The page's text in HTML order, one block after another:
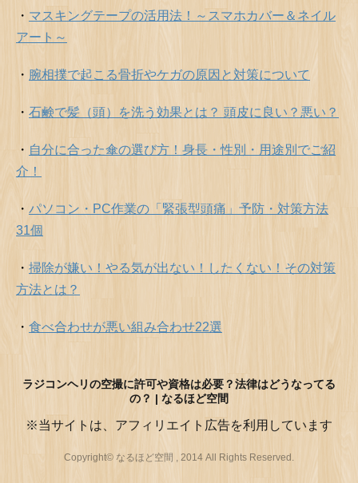
・ マスキングテープの活用法！～スマホカバー＆ネイル
アート～
・ 腕相撲で起こる骨折やケガの原因と対策について
・ 石鹸で髪（頭）を洗う効果とは？ 頭皮に良い？悪い？
・ 自分に合った傘の選び方！身長・性別・用途別でご紹
介！
・ パソコン・PC作業の「緊張型頭痛」予防・対策方法
31個
・ 掃除が嫌い！やる気が出ない！したくない！その対策
方法とは？
・ 食べ合わせが悪い組み合わせ22選
ラジコンヘリの空撮に許可や資格は必要？法律はどうなってる
の？ | なるほど空間
※当サイトは、アフィリエイト広告を利用しています
Copyright© なるほど空間 , 2014 All Rights Reserved.